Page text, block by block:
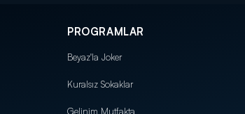
PROGRAMLAR
Beyaz'la Joker
Kuralsız Sokaklar
Gelinim Mutfakta